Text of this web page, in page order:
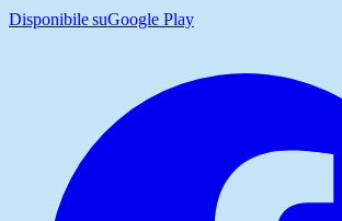
Disponibile suGoogle Play